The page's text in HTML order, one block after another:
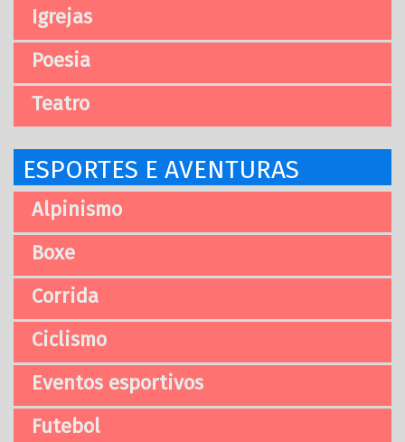
Igrejas
Poesia
Teatro
ESPORTES E AVENTURAS
Alpinismo
Boxe
Corrida
Ciclismo
Eventos esportivos
Futebol